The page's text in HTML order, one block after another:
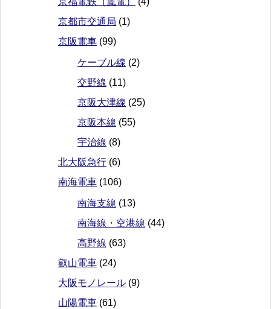
京都市交通局 (1)
京阪電車 (99)
ケーブル線 (2)
交野線 (11)
京阪大津線 (25)
京阪本線 (55)
宇治線 (8)
北大阪急行 (6)
南海電車 (106)
南海支線 (13)
南海線・空港線 (44)
高野線 (63)
叡山電車 (24)
大阪モノレール (9)
山陽電車 (61)